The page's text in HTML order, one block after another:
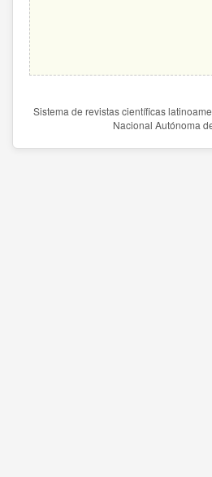
Sistema de revistas científicas
Nacional Autónoma